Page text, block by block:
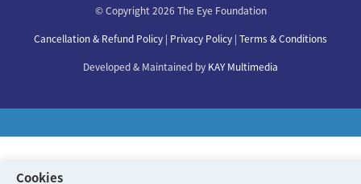
Cookies
Our Doctors
© Copyright 2026 The Eye Foundation
Cancellation & Refund Policy | Privacy Policy | Terms & Conditions
Developed & Maintained by KAY Multimedia